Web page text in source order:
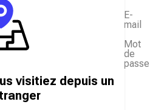
E-
mail
Mot
de
passe
visitiez depuis un